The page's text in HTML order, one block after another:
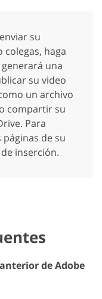
su
haga
una
su video
un archivo
compartir su
Para
de su
inserción.
de Adobe